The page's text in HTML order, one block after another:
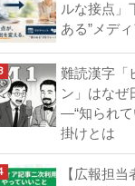
ルな接点」
ある”メデ
難読漢字「
ン」はなぜ
―“知られて
掛けとは
【広報担